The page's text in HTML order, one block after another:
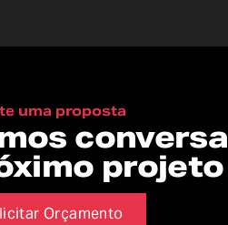
uma proposta
Orçamento